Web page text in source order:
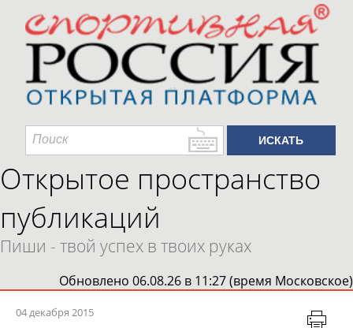
Открытое пространство
публикаций
Пиши - твой успех в твоих руках
Обновлено 06.08.26 в 11:27 (время Московское)
04 декабря 2015